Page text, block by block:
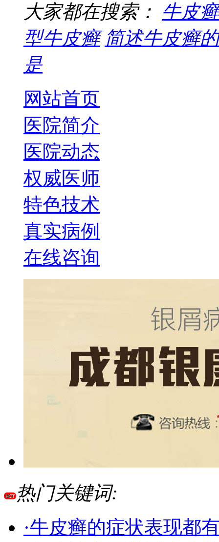
大家都在搜索： 牛皮
型牛皮癣 简述牛皮癣
是
网站首页
医院简介
医院动态
权威医师
特色技术
真实病例
在线咨询
热门关键词:
·牛皮癣的症状表现都